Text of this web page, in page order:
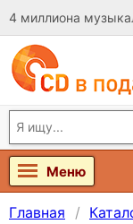
4 миллиона
Меню
Главная